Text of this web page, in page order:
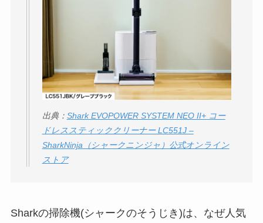
口コミ・評判を紹
介！
想夫恋はなぜ高い？
人気の理由と安く買
える方法も解説！
アレクサンドルドゥ
パリはなぜ高い？な
ぜ人気？安く買える
テはなぜ高い？なぜ
出典： Shark EVOPOWER SYSTEM NEO II+ コー
ドレススティッククリーナー LC551J –
SharkNinja（シャークニンジャ）公式オンライン
ストア
Sharkの掃除機(シャークのそうじき)は、なぜ人気